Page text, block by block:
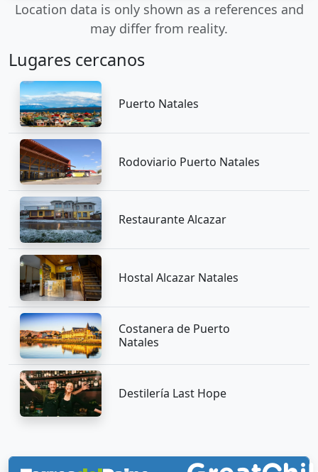
Location data is only shown as a references and
may differ from reality.
Lugares cercanos
Puerto Natales
Rodoviario Puerto Natales
Restaurante Alcazar
Hostal Alcazar Natales
Costanera de Puerto
Natales
Destilería Last Hope